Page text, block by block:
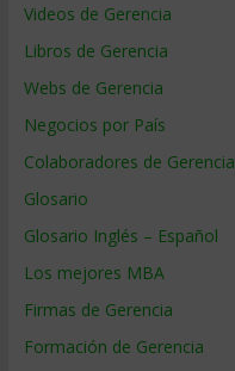
Videos de Gerencia
Libros de Gerencia
Webs de Gerencia
Negocios por País
Colaboradores de Gerencia
Glosario
Glosario Inglés – Español
Los mejores MBA
Firmas de Gerencia
Formación de Gerencia